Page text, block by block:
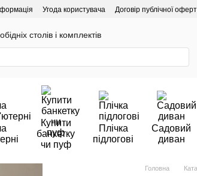
Угода користувача
Договір публічної
столів і комплектів
Купити
банкетку
чи пуф
Плічка
підлогові
Садовий
диван
Головна